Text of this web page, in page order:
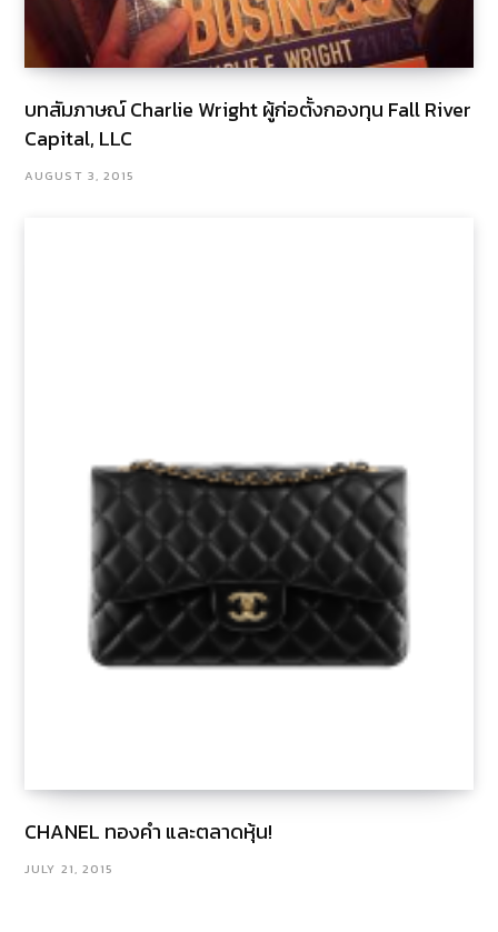
บทสัมภาษณ์ Charlie Wright ผู้ก่อตั้งกองทุน Fall River
Capital, LLC
AUGUST 3, 2015
CHANEL ทองคำ และตลาดหุ้น!
JULY 21, 2015